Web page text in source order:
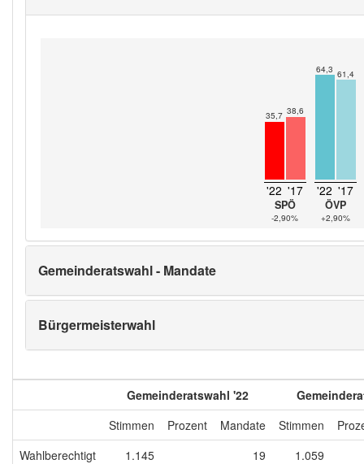
35,7 38,6
'22 '17
SPÖ
-2,90%
64,3 61,4
'22 '17
ÖVP
+2,90%
Gemeinderatswahl - Mandate
Bürgermeisterwahl
Gemeinderatswahl '22
Stimmen
Prozent Mandate Stimmen
Wahlberechtigt
1.145 19
1.059